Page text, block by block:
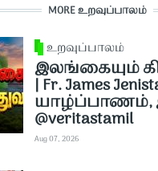
MORE உறவுப்பாலம்
உறவுப்பாலம்
இலங்கையும்
| Fr. James
யாழ்ப்பாணம்,
@veritastamil ​
Aug 07, 2026